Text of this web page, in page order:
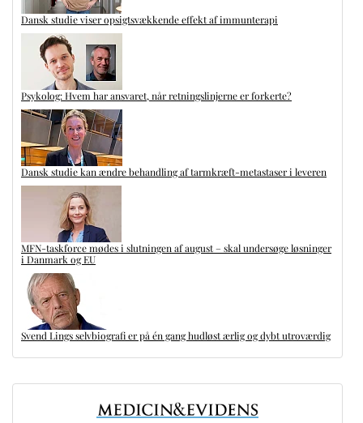
Dansk studie viser opsigtsvækkende effekt af immunterapi
Psykolog: Hvem har ansvaret, når retningslinjerne er forkerte?
Dansk studie kan ændre behandling af tarmkræft-metastaser i leveren
MFN-taskforce mødes i slutningen af august – skal undersøge løsninger
i Danmark og EU
Svend Lings selvbiografi er på én gang hudløst ærlig og dybt utroværdig